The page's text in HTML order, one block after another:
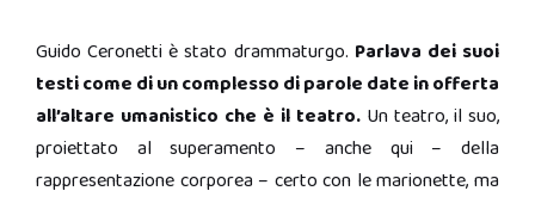
Guido Ceronetti è stato drammaturgo. Parlava dei suoi
testi come di un complesso di parole date in offerta
all’altare umanistico che è il teatro. Un teatro, il suo,
proiettato al superamento – anche qui – della
rappresentazione corporea – certo con le marionette, ma